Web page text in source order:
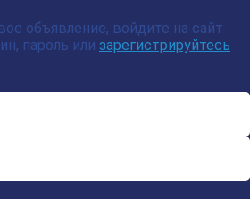
объявление, войдите на сайт
пароль или зарегистрируйтесь